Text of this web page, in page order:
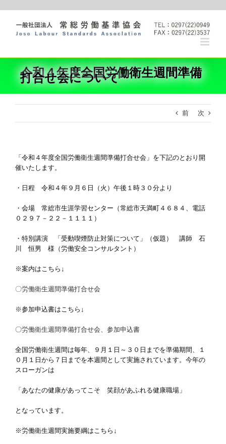
content
令和４年度全国労働衛生週間準備
打合せ会について
前 次
「令和４年度全国労働衛生週間準備打合せ会」を下記のとおり開
催いたします。
・日程 令和４年９月６日（火）午後１時３０分より
・会場 常総市生涯学習センター（常総市天満町４６８４、電話
０２９７－２２－１１１１）
・特別講演 「受動喫煙防止対策について」（仮題） 講師 石
川 恒男 様（労働安全コンサルタント）
※案内はこちら↓
〇労働衛生週間準備打合せ会
※参加申込書はこちら↓
〇労働衛生週間準備打合せ会、参加申込書
全国労働衛生週間は毎年、９月１日～３０日までを準備期間、１
０月１日から７日までを本週間として実施されています。今年の
スローガンは
「あなたの健康があってこそ 笑顔があふれる健康職場」
となっています。
※労働衛生週間実施要綱はこちら↓